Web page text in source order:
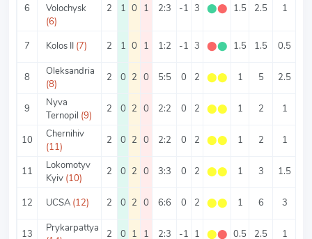
6
Volochysk
(6)
2 1 0 1 2:3 -1 3 ⬤⬤ 1.5 2.5 1
7 Kolos II (7) 2 1 0 1 1:2 -1 3 ⬤⬤ 1.5 1.5 0.5
8
Oleksandria
(8)
2 0 2 0 5:5 0 2 ⬤⬤ 1 5 2.5
9
Nyva
Ternopil (9)
2 0 2 0 2:2 0 2 ⬤⬤ 1 2 1
10
Chernihiv
(11)
2 0 2 0 2:2 0 2 ⬤⬤ 1 2 1
11
Lokomotyv
Kyiv (10)
2 0 2 0 3:3 0 2 ⬤⬤ 1 3 1.5
12 UCSA (12) 2 0 2 0 6:6 0 2 ⬤⬤ 1 6 3
13
Prykarpattya
2 0 1 1 2:3 -1 1 ⬤⬤ 0.5 2.5 1